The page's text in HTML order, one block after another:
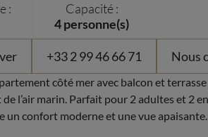
:
Capacité :
4 personne(s)
+33 2 99 46 66 71 Nous
côté mer avec balcon et
l’air marin. Parfait pour 2 adultes et 2
un confort moderne et une vue apaisante.